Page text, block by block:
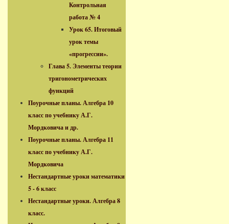
Контрольная
работа № 4
Урок 65. Итоговый
урок темы
«прогрессии».
Глава 5. Элементы теории
тригонометрических
функций
Поурочные планы. Алгебра 10
класс по учебнику А.Г.
Мордковича и др.
Поурочные планы. Алгебра 11
класс по учебнику А.Г.
Мордковича
Нестандартные уроки математики
5 - 6 класс
Нестандартные уроки. Алгебра 8
класс.